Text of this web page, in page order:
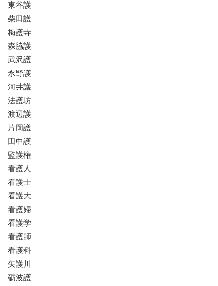
東谷護
柴田護
梅護寺
森脇護
武沢護
永野護
河井護
法護坊
渡辺護
片岡護
田中護
監護権
看護人
看護士
看護大
看護婦
看護学
看護師
看護科
矢護川
砺波護